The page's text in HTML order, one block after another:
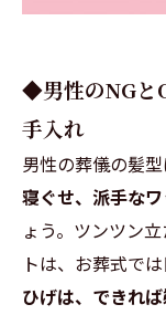
◆男性のNGと
手入れ
男性の葬儀の髪
寝ぐせ、派手な
ょう。ツンツン
トは、お葬式で
ひげは、できれ